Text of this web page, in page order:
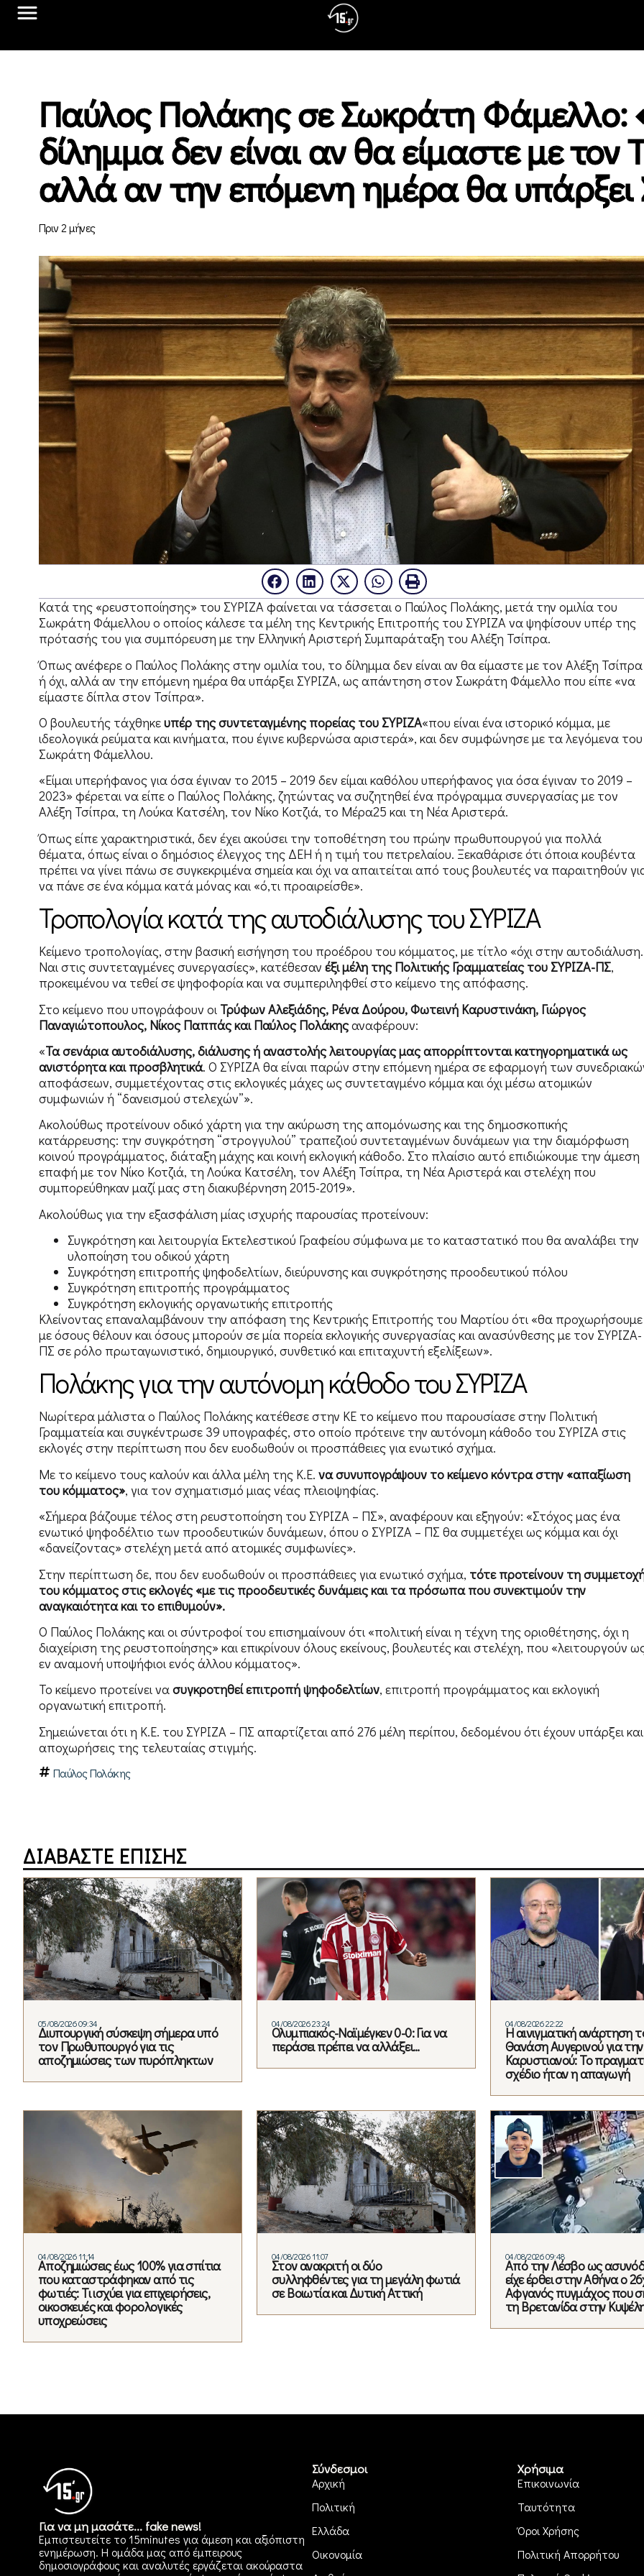
Παύλος Πολάκης σε Σωκράτη Φάμελλο:
δίλημμα δεν είναι αν θα είμαστε με τον
αλλά αν την επόμενη ημέρα θα υπάρξει
Πριν 2 μήνες
Κατά της «ρευστοποίησης» του ΣΥΡΙΖΑ φαίνεται να τάσσεται ο Παύλος Πολάκης, μετά την ομιλία του
Σωκράτη Φάμελλου ο οποίος κάλεσε τα μέλη της Κεντρικής Επιτροπής του ΣΥΡΙΖΑ να ψηφίσουν υπέρ της
πρότασής του για συμπόρευση με την Ελληνική Αριστερή Συμπαράταξη του Αλέξη Τσίπρα.
Όπως ανέφερε ο Παύλος Πολάκης στην ομιλία του, το δίλημμα δεν είναι αν θα είμαστε με τον Αλέξη Τσίπρα
ή όχι, αλλά αν την επόμενη ημέρα θα υπάρξει ΣΥΡΙΖΑ, ως απάντηση στον Σωκράτη Φάμελλο που είπε «να
είμαστε δίπλα στον Τσίπρα».
Ο βουλευτής τάχθηκευπέρ της συντεταγμένης πορείας του ΣΥΡΙΖΑ«που είναι ένα ιστορικό κόμμα, με
ιδεολογικά ρεύματα και κινήματα, που έγινε κυβερνώσα αριστερά», και δεν συμφώνησε με τα λεγόμενα του
Σωκράτη Φάμελλου.
«Είμαι υπερήφανος για όσα έγιναν το 2015 – 2019 δεν είμαι καθόλου υπερήφανος για όσα έγιναν το 2019 –
2023» φέρεται να είπε ο Παύλος Πολάκης, ζητώντας να συζητηθεί ένα πρόγραμμα συνεργασίας με τον
Αλέξη Τσίπρα, τη Λούκα Κατσέλη, τον Νίκο Κοτζιά, το Μέρα25 και τη Νέα Αριστερά.
Όπως είπε χαρακτηριστικά, δεν έχει ακούσει την τοποθέτηση του πρώην πρωθυπουργού για πολλά
θέματα, όπως είναι ο δημόσιος έλεγχος της ΔΕΗ ή η τιμή του πετρελαίου. Ξεκαθάρισε ότι όποια κουβέντα
πρέπει να γίνει πάνω σε συγκεκριμένα σημεία και όχι να απαιτείται από τους βουλευτές να παραιτηθούν
να πάνε σε ένα κόμμα κατά μόνας και «ό,τι προαιρείσθε».
Τροπολογία κατά της αυτοδιάλυσης του ΣΥΡΙΖΑ
Κείμενο τροπολογίας, στην βασική εισήγηση του προέδρου του κόμματος, με τίτλο «όχι στην αυτοδιάλυση.
Ναι στις συντεταγμένες συνεργασίες», κατέθεσαν έξι μέλη της Πολιτικής Γραμματείας του ΣΥΡΙΖΑ-ΠΣ,
προκειμένου να τεθεί σε ψηφοφορία και να συμπεριληφθεί στο κείμενο της απόφασης.
Στο κείμενο που υπογράφουν οι Τρύφων Αλεξιάδης, Ρένα Δούρου, Φωτεινή Καρυστινάκη, Γιώργος
Παναγιώτοπουλος, Νίκος Παππάς και Παύλος Πολάκηςαναφέρουν:
«Τα σενάρια αυτοδιάλυσης, διάλυσης ή αναστολής λειτουργίας μας απορρίπτονται κατηγορηματικά ως
ανιστόρητα και προσβλητικά. Ο ΣΥΡΙΖΑ θα είναι παρών στην επόμενη ημέρα σε εφαρμογή των
αποφάσεων, συμμετέχοντας στις εκλογικές μάχες ως συντεταγμένο κόμμα και όχι μέσω ατομικών
συμφωνιών ή “δανεισμού στελεχών”».
Ακολούθως προτείνουν οδικό χάρτη για την ακύρωση της απομόνωσης και της δημοσκοπικής
κατάρρευσης: την συγκρότηση “στρογγυλού” τραπεζιού συντεταγμένων δυνάμεων για την διαμόρφωση
κοινού προγράμματος, διάταξη μάχης και κοινή εκλογική κάθοδο. Στο πλαίσιο αυτό επιδιώκουμε την άμεση
επαφή με τον Νίκο Κοτζιά, τη Λούκα Κατσέλη, τον Αλέξη Τσίπρα, τη Νέα Αριστερά και στελέχη που
συμπορεύθηκαν μαζί μας στη διακυβέρνηση 2015-2019».
Ακολούθως για την εξασφάλιση μίας ισχυρής παρουσίας προτείνουν:
Συγκρότηση και λειτουργία Εκτελεστικού Γραφείου σύμφωνα με το καταστατικό που θα αναλάβει την
υλοποίηση του οδικού χάρτη
Συγκρότηση επιτροπής ψηφοδελτίων, διεύρυνσης και συγκρότησης προοδευτικού πόλου
Συγκρότηση επιτροπής προγράμματος
Συγκρότηση εκλογικής οργανωτικής επιτροπής
Κλείνοντας επαναλαμβάνουν την απόφαση της Κεντρικής Επιτροπής του Μαρτίου ότι «θα προχωρήσουμε
με όσους θέλουν και όσους μπορούν σε μία πορεία εκλογικής συνεργασίας και ανασύνθεσης με τον ΣΥΡΙΖΑ-
ΠΣ σε ρόλο πρωταγωνιστικό, δημιουργικό, συνθετικό και επιταχυντή εξελίξεων».
Πολάκης για την αυτόνομη κάθοδο του ΣΥΡΙΖΑ
Νωρίτερα μάλιστα ο Παύλος Πολάκης κατέθεσε στην ΚΕ το κείμενο που παρουσίασε στην Πολιτική
Γραμματεία και συγκέντρωσε 39 υπογραφές, στο οποίο πρότεινε την αυτόνομη κάθοδο του ΣΥΡΙΖΑ στις
εκλογές στην περίπτωση που δεν ευοδωθούν οι προσπάθειες για ενωτικό σχήμα.
Με το κείμενο τους καλούν και άλλα μέλη της Κ.Ε. να συνυπογράψουν το κείμενο κόντρα στην «απαξίωση
του κόμματος», για τον σχηματισμό μιας νέας πλειοψηφίας.
«Σήμερα βάζουμε τέλος στη ρευστοποίηση του ΣΥΡΙΖΑ – ΠΣ», αναφέρουν και εξηγούν: «Στόχος μας ένα
ενωτικό ψηφοδέλτιο των προοδευτικών δυνάμεων, όπου ο ΣΥΡΙΖΑ – ΠΣ θα συμμετέχει ως κόμμα και όχι
«δανείζοντας» στελέχη μετά από ατομικές συμφωνίες».
Στην περίπτωση δε, που δεν ευοδωθούν οι προσπάθειες για ενωτικό σχήμα, τότε προτείνουν τη
του κόμματος στις εκλογές «με τις προοδευτικές δυνάμεις και τα πρόσωπα που συνεκτιμούν την
αναγκαιότητα και το επιθυμούν».
Ο Παύλος Πολάκης και οι σύντροφοί του επισημαίνουν ότι «πολιτική είναι η τέχνη της οριοθέτησης, όχι η
διαχείριση της ρευστοποίησης» και επικρίνουν όλους εκείνους, βουλευτές και στελέχη, που «λειτουργούν
εν αναμονή υποψήφιοι ενός άλλου κόμματος».
Το κείμενο προτείνει νασυγκροτηθεί επιτροπή ψηφοδελτίων, επιτροπή προγράμματος και εκλογική
οργανωτική επιτροπή.
Σημειώνεται ότι η Κ.Ε. του ΣΥΡΙΖΑ – ΠΣ απαρτίζεται από 276 μέλη περίπου, δεδομένου ότι έχουν υπάρξει και
αποχωρήσεις της τελευταίας στιγμής.
Παύλος Πολάκης
ΔΙΑΒΑΣΤΕ ΕΠΙΣΗΣ
05/08/2026 09:34
Διυπουργική σύσκεψη σήμερα υπό
τον Πρωθυπουργό για τις
αποζημιώσεις των πυρόπληκτων
04/08/2026 23:24
Ολυμπιακός-Ναϊμέγκεν 0-0: Για να
περάσει πρέπει να αλλάξει…
04/08/2026 22:22
Η αινιγματική ανάρτηση
Θανάση Αυγερινού για την
Καρυστιανού: Το
σχέδιο ήταν η απαγωγή
04/08/2026 11:14
Αποζημιώσεις έως 100% για σπίτια
που καταστράφηκαν από τις
φωτιές: Τι ισχύει για επιχειρήσεις,
οικοσκευές και φορολογικές
υποχρεώσεις
04/08/2026 11:07
Στον ανακριτή οι δύο
συλληφθέντες για τη μεγάλη φωτιά
σε Βοιωτία και Δυτική Αττική
04/08/2026 09:48
Από την Λέσβο ως
είχε έρθει στην Αθήνα ο
Αφγανός πυγμάχος που
τη Βρετανίδα στην
Για να μη μασάτε... fake news!
Εμπιστευτείτε το 15minutes για άμεση και αξιόπιστη
ενημέρωση. Η ομάδα μας από έμπειρους
δημοσιογράφους και αναλυτές εργάζεται ακούραστα
Σύνδεσμοι
Αρχική
Πολιτική
Ελλάδα
Οικονομία
Χρήσιμα
Επικοινωνία
Ταυτότητα
Όροι Χρήσης
Πολιτική Απορρήτου